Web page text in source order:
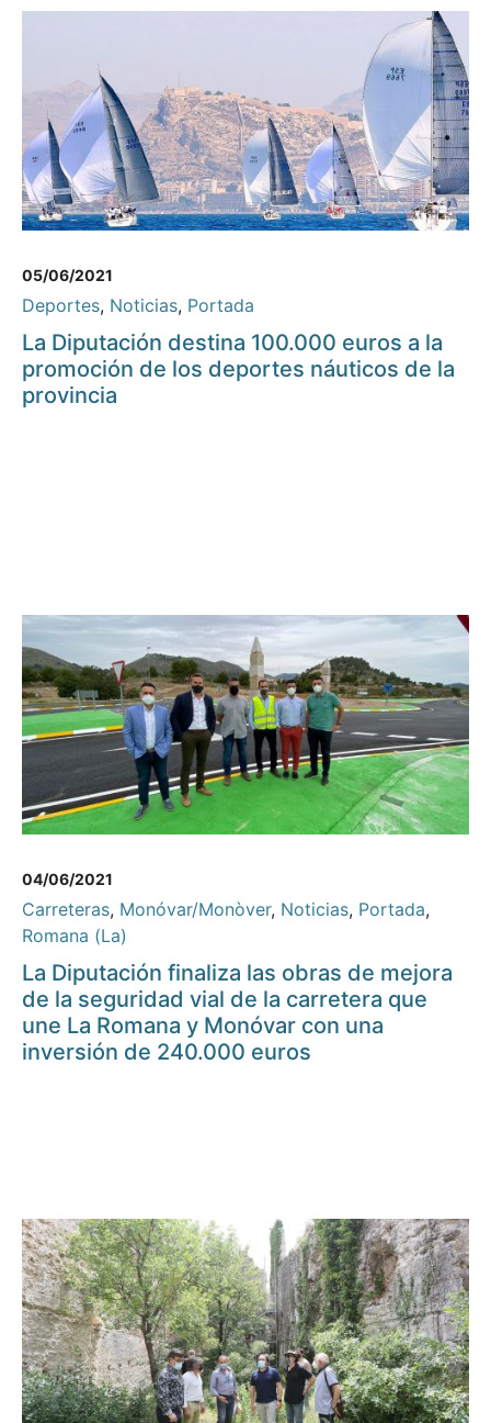
05/06/2021
Deportes, Noticias, Portada
La Diputación destina 100.000 euros a la
promoción de los deportes náuticos de la
provincia
04/06/2021
Carreteras, Monóvar/Monòver, Noticias, Portada,
Romana (La)
La Diputación finaliza las obras de mejora
de la seguridad vial de la carretera que
une La Romana y Monóvar con una
inversión de 240.000 euros